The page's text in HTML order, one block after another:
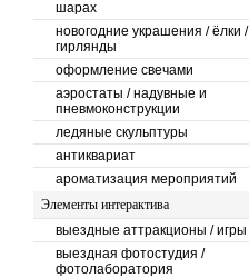
шарах
новогодние украшения / ёлки /
гирлянды
оформление свечами
аэростаты / надувные и
пневмоконструкции
ледяные скульптуры
антиквариат
ароматизация мероприятий
Элементы интерактива
выездные аттракционы / игры
выездная фотостудия /
фотолаборатория